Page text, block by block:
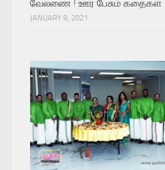
வேலணை ! ஊர் பேசும் கதைகள்
JANUARY 9, 2021